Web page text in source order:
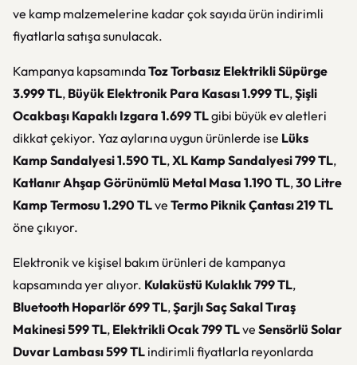
ve kamp malzemelerine kadar çok sayıda ürün indirimli
fiyatlarla satışa sunulacak.
Kampanya kapsamındaToz Torbasız Elektrikli Süpürge
3.999 TL, Büyük Elektronik Para Kasası 1.999 TL,Şişli
Ocakbaşı Kapaklı Izgara 1.699 TLgibi büyük ev aletleri
dikkat çekiyor. Yaz aylarına uygun ürünlerde ise Lüks
Kamp Sandalyesi 1.590 TL,XL Kamp Sandalyesi 799 TL,
Katlanır Ahşap Görünümlü Metal Masa 1.190 TL,30 Litre
Kamp Termosu 1.290 TLve Termo Piknik Çantası 219 TL
öne çıkıyor.
Elektronik ve kişisel bakım ürünleri de kampanya
kapsamında yer alıyor. Kulaküstü Kulaklık 799 TL,
Bluetooth Hoparlör 699 TL,Şarjlı Saç Sakal Tıraş
Makinesi 599 TL, Elektrikli Ocak 799 TLve Sensörlü Solar
Duvar Lambası 599 TL indirimli fiyatlarla reyonlarda